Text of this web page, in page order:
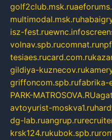
golf2club.msk.ru
multimodal.msk.ru
isz-fest.ruewnc.info
volnav.spb.rucomnat.ru
tesiaes.rucard.com.ru
gildiya-kuznecov.ru
griffoncom.spb.rufabrika-
PARK-MATROSOVA.RU
avtoyurist-moskva1.ru
dg-lab.ruangrup.ru
krsk124.rukubok.spb.ru